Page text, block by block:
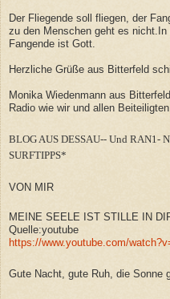
Der Fliegende soll fliegen, der
zu den Menschen geht es
Fangende ist Gott.
Herzliche Grüße aus Bitterfeld
Monika Wiedenmann aus
Radio wie wir und allen Beiteiligten
BLOG AUS DESSAU-- Und RAN1-
SURFTIPPS*
VON MIR
MEINE SEELE IST STILLE IN
Quelle:youtube
https://www.youtube.com/
Gute Nacht, gute Ruh, die Sonne